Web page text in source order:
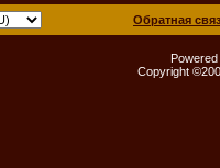
Обратная
Copyright